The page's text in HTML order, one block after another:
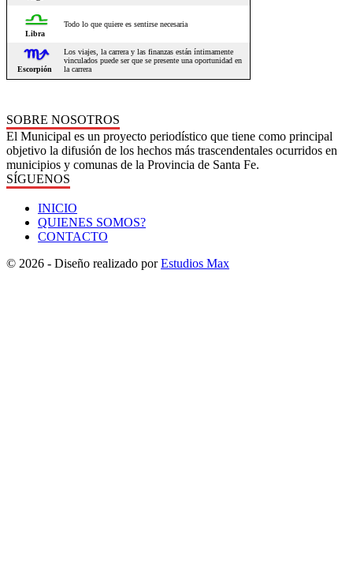
SOBRE NOSOTROS
El Municipal es un proyecto periodístico que tiene como principal
objetivo la difusión de los hechos más trascendentales ocurridos en
municipios y comunas de la Provincia de Santa Fe.
SÍGUENOS
INICIO
QUIENES SOMOS?
CONTACTO
© 2026 - Diseño realizado porEstudios Max